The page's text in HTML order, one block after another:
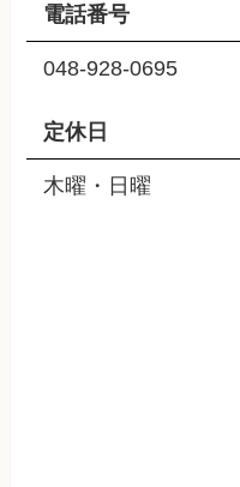
電話番号
048-928-0695
定休日
木曜・日曜